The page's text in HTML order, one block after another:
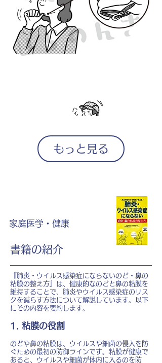
もっと見る
家庭医学・健康
書籍の紹介
『肺炎・ウイルス感染症にならないのど・鼻の
粘膜の整え方』は、健康的なのどと鼻の粘膜を
維持することで、肺炎やウイルス感染症のリス
クを減らす方法について解説しています。以下
にその内容を要約します。
1. 粘膜の役割
のどや鼻の粘膜は、ウイルスや細菌の侵入を防
ぐための最初の防御ラインです。粘膜が健康で
あると、ウイルスや細菌が体内に入るのを防